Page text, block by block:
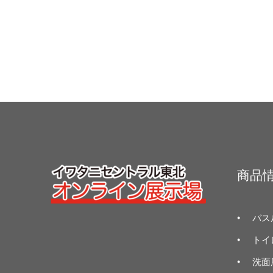
商品
バス
ト
洗面